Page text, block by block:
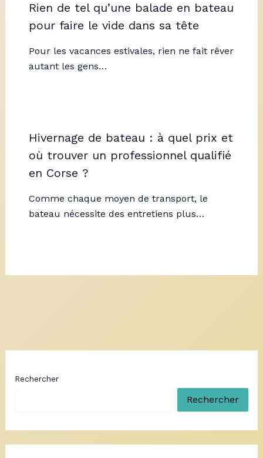
Rien de tel qu’une balade en bateau
pour faire le vide dans sa tête
Pour les vacances estivales, rien ne fait rêver
autant les gens…
Hivernage de bateau : à quel prix et
où trouver un professionnel qualifié
en Corse ?
Comme chaque moyen de transport, le
bateau nécessite des entretiens plus…
Rechercher
Rechercher